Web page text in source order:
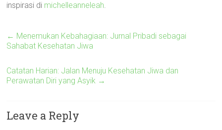
inspirasi di michelleanneleah.
← Menemukan Kebahagiaan: Jurnal Pribadi sebagai
Sahabat Kesehatan Jiwa
Catatan Harian: Jalan Menuju Kesehatan Jiwa dan
Perawatan Diri yang Asyik →
Leave a Reply